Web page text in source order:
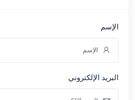
الإسم
البريد الإلكتروني